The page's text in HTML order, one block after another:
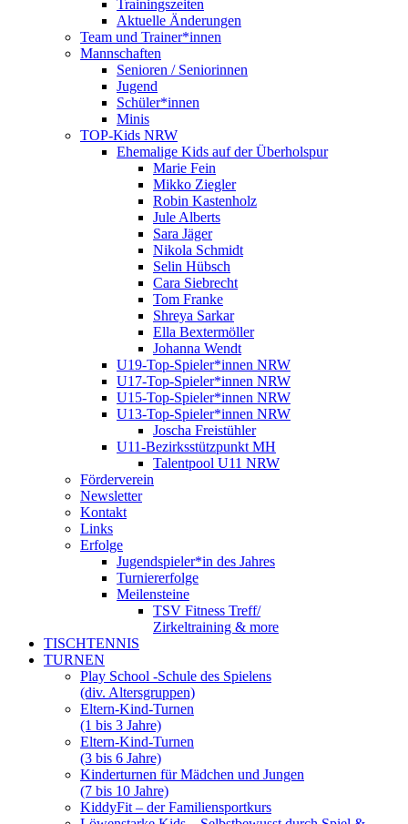
Trainingszeiten
Aktuelle Änderungen
Team und Trainer*innen
Mannschaften
Senioren / Seniorinnen
Jugend
Schüler*innen
Minis
TOP-Kids NRW
Ehemalige Kids auf der Überholspur
Marie Fein
Mikko Ziegler
Robin Kastenholz
Jule Alberts
Sara Jäger
Nikola Schmidt
Selin Hübsch
Cara Siebrecht
Tom Franke
Shreya Sarkar
Ella Bextermöller
Johanna Wendt
U19-Top-Spieler*innen NRW
U17-Top-Spieler*innen NRW
U15-Top-Spieler*innen NRW
U13-Top-Spieler*innen NRW
Joscha Freistühler
U11-Bezirksstützpunkt MH
Talentpool U11 NRW
Förderverein
Newsletter
Kontakt
Links
Erfolge
Jugendspieler*in des Jahres
Turniererfolge
Meilensteine
TSV Fitness Treff/
Zirkeltraining & more
TISCHTENNIS
TURNEN
Play School -Schule des Spielens
(div. Altersgruppen)
Eltern-Kind-Turnen
(1 bis 3 Jahre)
Eltern-Kind-Turnen
(3 bis 6 Jahre)
Kinderturnen für Mädchen und Jungen
(7 bis 10 Jahre)
KiddyFit – der Familiensportkurs